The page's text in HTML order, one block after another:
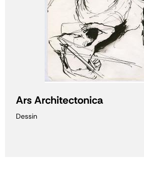
Ars Architectonica
Dessin